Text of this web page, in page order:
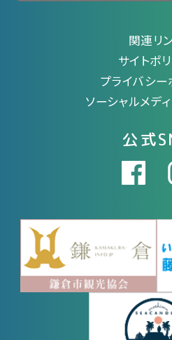
関連リ
サイトポ
プライバシー
ソーシャルメデ
公式